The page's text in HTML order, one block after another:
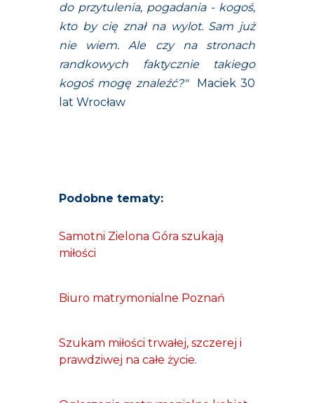
do przytulenia, pogadania - kogoś,
kto by cię znał na wylot. Sam już
nie wiem. Ale czy na stronach
randkowych faktycznie takiego
kogoś mogę znaleźć?" Maciek 30
lat Wrocław
Podobne tematy:
Samotni Zielona Góra szukają
miłości
Biuro matrymonialne Poznań
Szukam miłości trwałej, szczerej i
prawdziwej na całe życie.